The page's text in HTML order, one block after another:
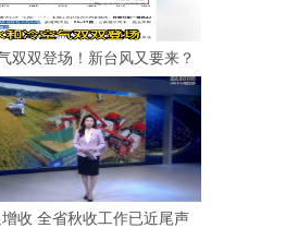
双双登场！新台风又要来？
收 全省秋收工作已近尾声